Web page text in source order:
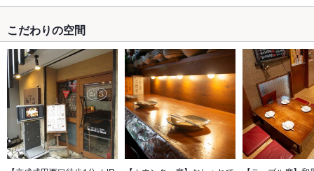
こだわりの空間